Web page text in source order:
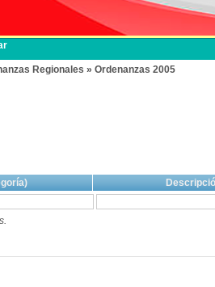
Regionales » Ordenanzas 2005